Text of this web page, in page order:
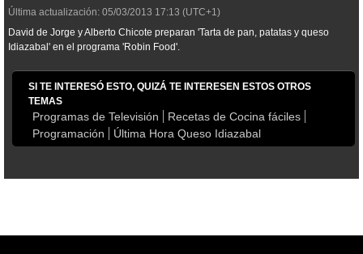
Última actualización: 05/03/2013 17:13 (UTC+1)
David de Jorge y Alberto Chicote preparan 'Tarta de pan, patatas y queso
Idiazabal' en el programa 'Robin Food'.
SI TE INTERESÓ ESTO, QUIZÁ TE INTERESEN ESTOS OTROS
TEMAS
Programas de Televisión
Recetas de Cocina fáciles
Programación
Última Hora Queso Idiazabal